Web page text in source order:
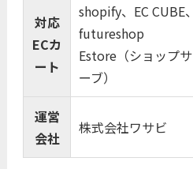
対応
ECカ
ート
shopify、EC CUBE、
futureshop
Estore（ショップサ
ーブ）
運営
会社
株式会社ワサビ